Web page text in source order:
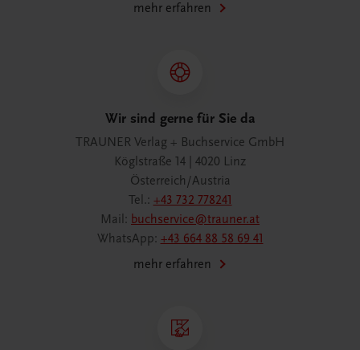
mehr erfahren
Wir sind gerne für Sie da
TRAUNER Verlag + Buchservice GmbH
Köglstraße 14 | 4020 Linz
Österreich/Austria
Tel.: +43 732 778241
Mail: buchservice@trauner.at
WhatsApp: +43 664 88 58 69 41
mehr erfahren